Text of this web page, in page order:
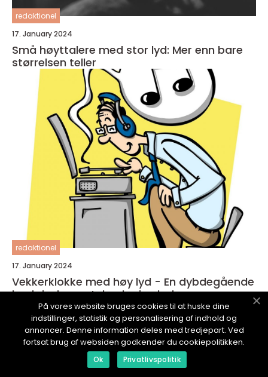
redaktionel
17. January 2024
Små høyttalere med stor lyd: Mer enn bare
størrelsen teller
redaktionel
17. January 2024
Vekkerklokke med høy lyd - En dybdegående
beskrivelse av teknologien bak
ITFAMILIE.no
På vores website bruges cookies til at huske dine
indstillinger, statistik og personalisering af indhold og
annoncer. Denne information deles med tredjepart. Ved
fortsat brug af websiden godkender du cookiepolitikken.
Ok Privatlivspolitik